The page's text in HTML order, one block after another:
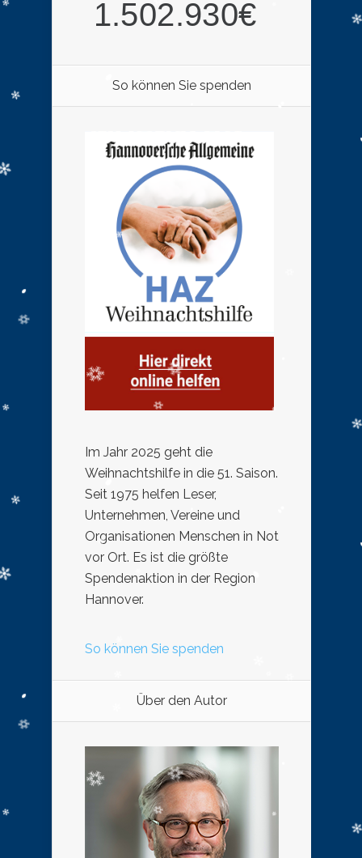
So können Sie spenden
Im Jahr 2025 geht die
Weihnachtshilfe in die 51. Saison.
Seit 1975 helfen Leser,
Unternehmen, Vereine und
Organisationen Menschen in Not
vor Ort. Es ist die größte
Spendenaktion in der Region
Hannover.
So können Sie spenden
Über den Autor